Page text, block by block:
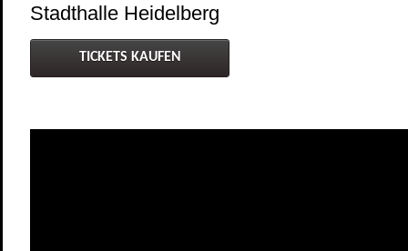
Stadthalle Heidelberg
TICKETS KAUFEN